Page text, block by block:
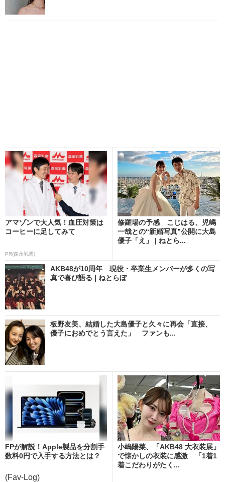
アマゾンで大人気！血圧対策は
コーヒーに足してみて
PR(森永乳業)
修羅場の予感 こじはる、児嶋
一哉との“新婚写真”公開に大島
優子「え」 | ねとら...
AKB48が10周年 現役・卒業生メンバーが多くの写
真で喜び語る | ねとらぼ
板野友美、結婚した大島優子と久々に再会「直接、
優子におめでとう言えた」 ファンも...
FPが解説！Apple製品を分割手
数料0円で入手する方法とは？
(Fav-Log)
小嶋陽菜、「AKB48 大衣装展」
で懐かしの衣装に感激 「1着1
着こだわりがたく...